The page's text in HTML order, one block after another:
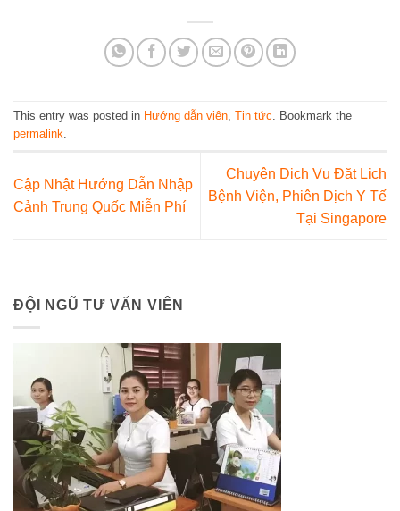
This entry was posted in Hướng dẫn viên Tin tức . Bookmark the
permalink
Cập Nhật Hướng Dẫn Nhập
Cảnh Trung Quốc Miễn Phí
Chuyên Dịch Vụ Đặt Lịch
Bệnh Viện, Phiên Dịch Y Tế
Tại Singapore
ĐỘI NGŨ TƯ VẤN VIÊN